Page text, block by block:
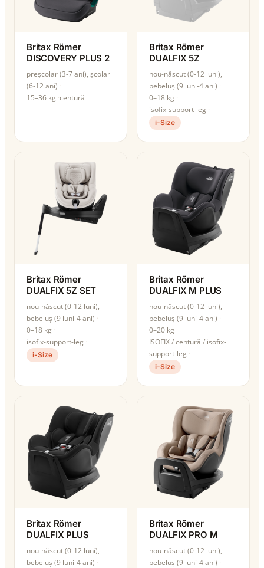
Britax Römer
DISCOVERY PLUS 2
preșcolar (3-7 ani), școlar
(6-12 ani)
15–36 kg centură
Britax Römer
DUALFIX 5Z
nou-născut (0-12 luni),
bebeluș (9 luni-4 ani)
0–18 kg
isofix-support-leg
i-Size
Britax Römer
DUALFIX 5Z SET
nou-născut (0-12 luni),
bebeluș (9 luni-4 ani)
0–18 kg
isofix-support-leg
i-Size
Britax Römer
DUALFIX M PLUS
nou-născut (0-12 luni),
bebeluș (9 luni-4 ani)
0–20 kg
ISOFIX / centură / isofix-
support-leg
i-Size
Britax Römer
DUALFIX PLUS
nou-născut (0-12 luni),
bebeluș (9 luni-4 ani)
Britax Römer
DUALFIX PRO M
nou-născut (0-12 luni),
bebeluș (9 luni-4 ani)